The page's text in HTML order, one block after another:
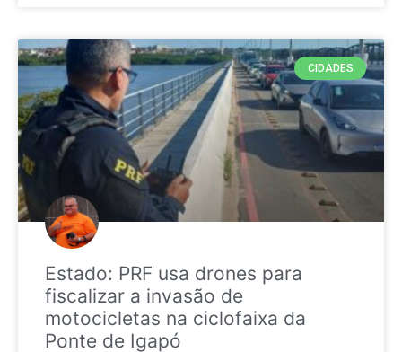
CIDADES
Estado: PRF usa drones para
fiscalizar a invasão de
motocicletas na ciclofaixa da
Ponte de Igapó